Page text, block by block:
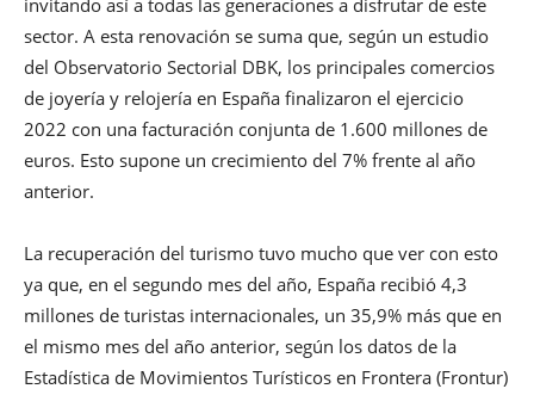
invitando así a todas las generaciones a disfrutar de este
sector. A esta renovación se suma que, según un estudio
del Observatorio Sectorial DBK, los principales comercios
de joyería y relojería en España finalizaron el ejercicio
2022 con una facturación conjunta de 1.600 millones de
euros. Esto supone un crecimiento del 7% frente al año
anterior.
La recuperación del turismo tuvo mucho que ver con esto
ya que, en el segundo mes del año, España recibió 4,3
millones de turistas internacionales, un 35,9% más que en
el mismo mes del año anterior, según los datos de la
Estadística de Movimientos Turísticos en Frontera (Frontur)